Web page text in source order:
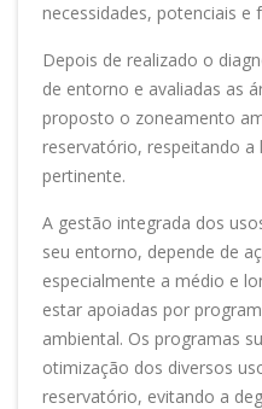
necessidades, potenciais e
Depois de realizado o
de entorno e avaliadas as
proposto o zoneamento
reservatório, respeitando a
pertinente.
A gestão integrada dos
seu entorno, depende de
especialmente a médio e
estar apoiadas por
ambiental. Os programas
otimização dos diversos
reservatório, evitando a